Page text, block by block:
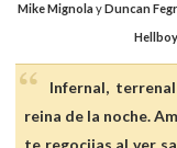
Mike MignolayDuncan
Hellboy
Infernal,
reina de la noche.
te regocijas al ver